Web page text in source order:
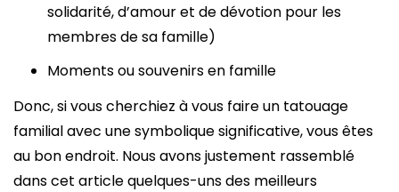
solidarité, d’amour et de dévotion pour les
membres de sa famille)
Moments ou souvenirs en famille
Donc, si vous cherchiez à vous faire un tatouage
familial avec une symbolique significative, vous êtes
au bon endroit. Nous avons justement rassemblé
dans cet article quelques-uns des meilleurs